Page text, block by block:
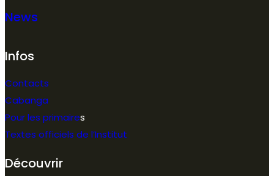
News
Infos
Contacts
Cabanga
Pour les primaires
Textes officiels de l’Institut
Découvrir